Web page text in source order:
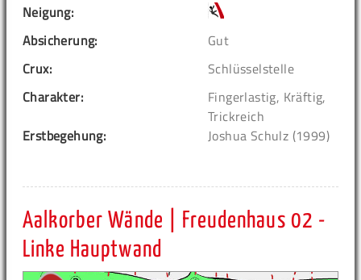
Neigung:
Absicherung:
Gut
Crux:
Schlüsselstelle
Charakter:
Fingerlastig, Kräftig,
Trickreich
Erstbegehung:
Joshua Schulz (1999)
Aalkorber Wände | Freudenhaus 02 -
Linke Hauptwand